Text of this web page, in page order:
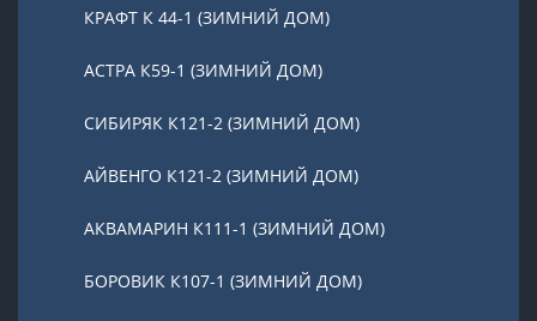
КРАФТ К 44-1 (ЗИМНИЙ ДОМ)
АСТРА К59-1 (ЗИМНИЙ ДОМ)
СИБИРЯК К121-2 (ЗИМНИЙ ДОМ)
АЙВЕНГО К121-2 (ЗИМНИЙ ДОМ)
АКВАМАРИН К111-1 (ЗИМНИЙ ДОМ)
БОРОВИК К107-1 (ЗИМНИЙ ДОМ)